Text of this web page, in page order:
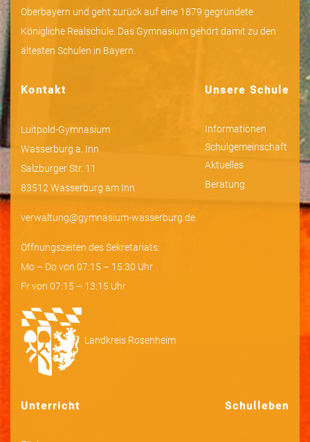
Oberbayern und geht zurück auf eine 1879 gegründete
Königliche Realschule. Das Gymnasium gehört damit zu den
ältesten Schulen in Bayern.
Kontakt
Luitpold-Gymnasium
Wasserburg a. Inn
Salzburger Str. 11
83512 Wasserburg am Inn
verwaltung@gymnasium-wasserburg.de
Öffnungszeiten des Sekretariats:
Mo – Do von 07:15 – 15:30 Uhr
Fr von 07:15 – 13:15 Uhr
Landkreis Rosenheim
Unsere Schule
Informationen
Schulgemeinschaft
Aktuelles
Beratung
Unterricht Schulleben